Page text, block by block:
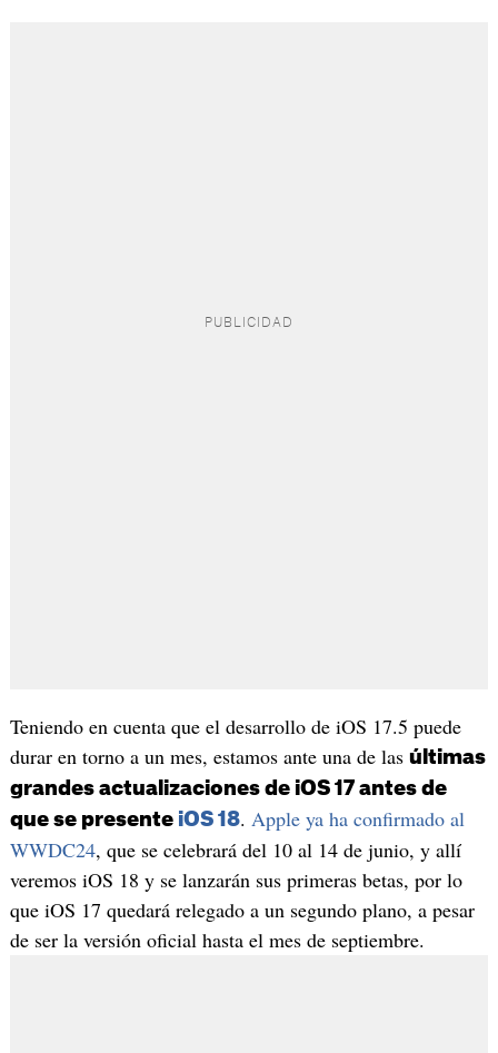
Teniendo en cuenta que el desarrollo de iOS 17.5 puede
durar en torno a un mes, estamos ante una de las últimas
grandes actualizaciones de iOS 17 antes de
que se presente iOS 18. Apple ya ha confirmado al
WWDC24, que se celebrará del 10 al 14 de junio, y allí
veremos iOS 18 y se lanzarán sus primeras betas, por lo
que iOS 17 quedará relegado a un segundo plano, a pesar
de ser la versión oficial hasta el mes de septiembre.